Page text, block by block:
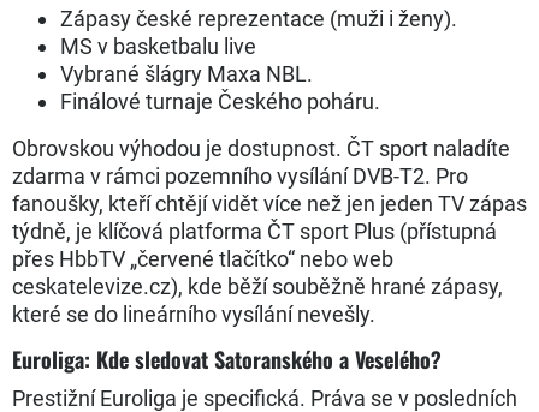
Zápasy české reprezentace (muži i ženy).
MS v basketbalu live
Vybrané šlágry Maxa NBL.
Finálové turnaje Českého poháru.
Obrovskou výhodou je dostupnost. ČT sport naladíte
zdarma v rámci pozemního vysílání DVB-T2. Pro
fanoušky, kteří chtějí vidět více než jen jeden TV zápas
týdně, je klíčová platforma ČT sport Plus (přístupná
přes HbbTV „červené tlačítko“ nebo web
ceskatelevize.cz), kde běží souběžně hrané zápasy,
které se do lineárního vysílání nevešly.
Euroliga: Kde sledovat Satoranského a Veselého?
Prestižní Euroliga je specifická. Práva se v posledních